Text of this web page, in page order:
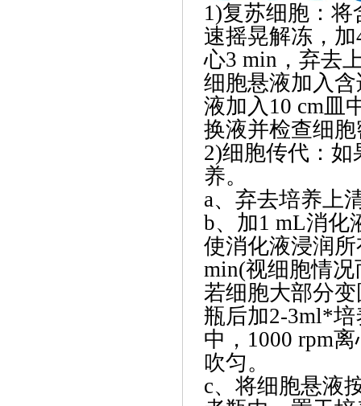
1)复苏细胞：
速摇晃解冻，
心3 min，弃去
细胞悬液加入
液加入10 cm皿
换液并检查细
2)细胞传代：如
养。
a、弃去培养上
b、加1 mL消化
使消化液浸润
min(视细胞情
若细胞大部分
瓶后加2-3ml*
中，1000 rpm
吹匀。
c、将细胞悬液